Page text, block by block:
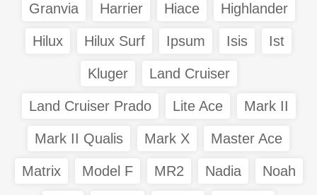
Granvia Harrier Hiace Highlander
Hilux Hilux Surf Ipsum Isis Ist
Kluger Land Cruiser
Land Cruiser Prado Lite Ace Mark II
Mark II Qualis Mark X Master Ace
Matrix Model F MR2 Nadia Noah